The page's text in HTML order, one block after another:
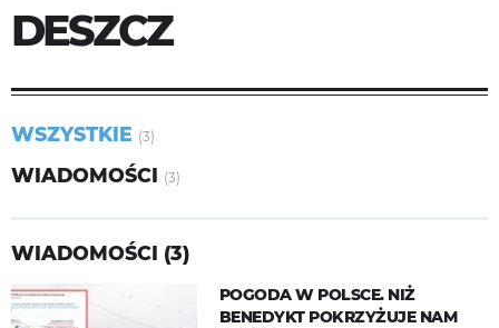
DESZCZ
WSZYSTKIE (3)
WIADOMOŚCI (3)
WIADOMOŚCI (3)
POGODA W POLSCE. NIŻ
BENEDYKT POKRZYŻUJE NAM